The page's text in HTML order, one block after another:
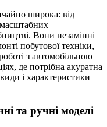
широка: від
масштабних
Вони незамінні
побутової техніки,
з автомобільною
де потрібна акуратна
і характеристики
та ручні моделі